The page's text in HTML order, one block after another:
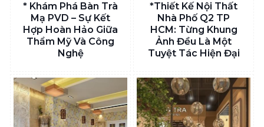
* Khám Phá Bàn Trà
Mạ PVD – Sự Kết
Hợp Hoàn Hảo Giữa
Thẩm Mỹ Và Công
Nghệ
*Thiết Kế Nội Thất
Nhà Phố Q2 TP
HCM: Từng Khung
Ảnh Đều Là Một
Tuyệt Tác Hiện Đại